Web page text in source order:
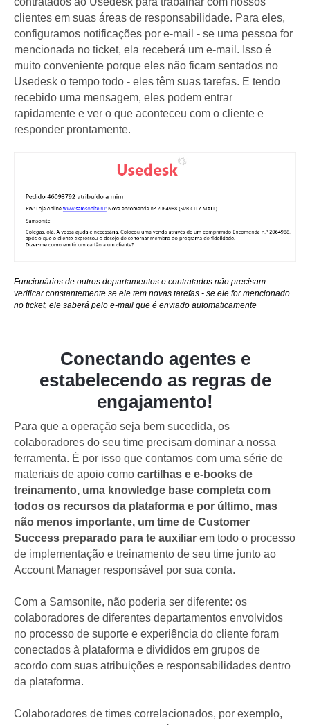
clientes em suas áreas de responsabilidade. Para eles,
configuramos notificações por e-mail - se uma pessoa for
mencionada no ticket, ela receberá um e-mail. Isso é
muito conveniente porque eles não ficam sentados no
Usedesk o tempo todo - eles têm suas tarefas. E tendo
recebido uma mensagem, eles podem entrar
rapidamente e ver o que aconteceu com o cliente e
responder prontamente.
Funcionários de outros departamentos e contratados não precisam
verificar constantemente se ele tem novas tarefas - se ele for mencionado
no ticket, ele saberá pelo e-mail que é enviado automaticamente
Conectando agentes e
estabelecendo as regras de
engajamento!
Para que a operação seja bem sucedida, os
colaboradores do seu time precisam dominar a nossa
ferramenta. É por isso que contamos com uma série de
materiais de apoio como cartilhas e e-books de
treinamento, uma knowledge base completa com
todos os recursos da plataforma e por último, mas
não menos importante, um time de Customer
Success preparado para te auxiliar em todo o processo
de implementação e treinamento de seu time junto ao
Account Manager responsável por sua conta.
Com a Samsonite, não poderia ser diferente: os
colaboradores de diferentes departamentos envolvidos
no processo de suporte e experiência do cliente foram
conectados à plataforma e divididos em grupos de
acordo com suas atribuições e responsabilidades dentro
da plataforma.
Colaboradores de times correlacionados, por exemplo,